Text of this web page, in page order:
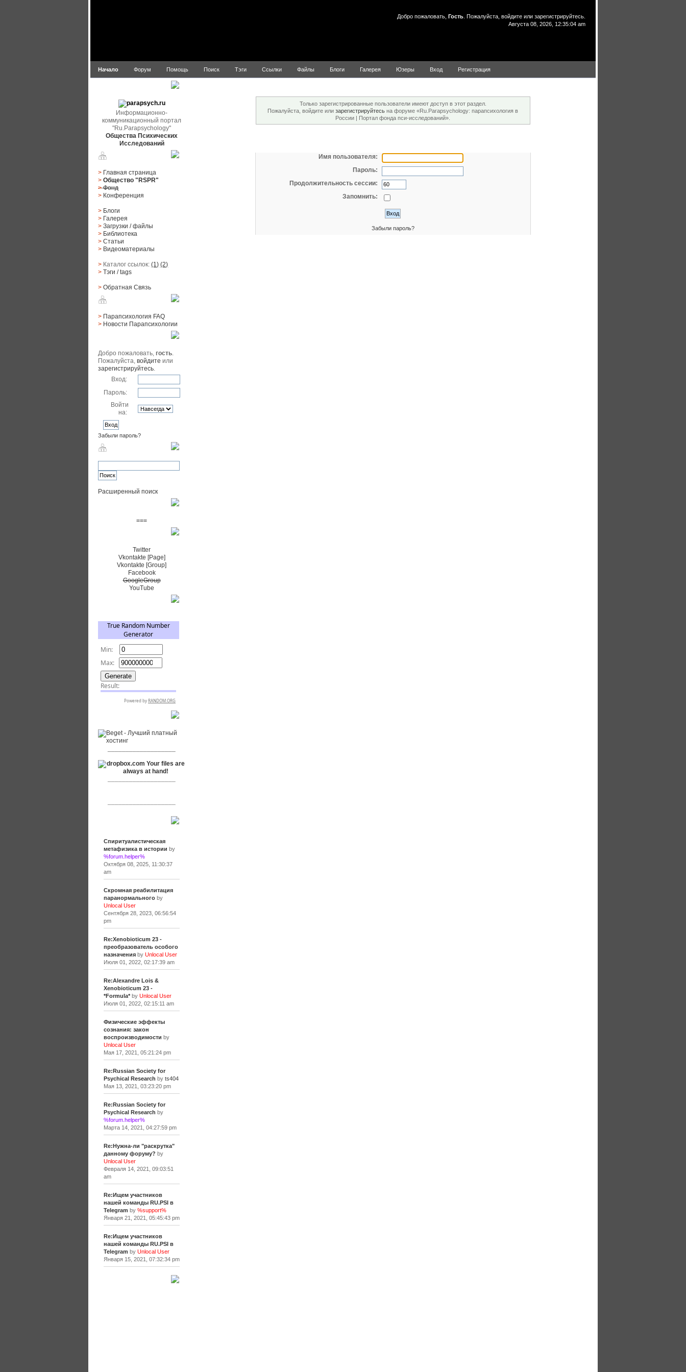
Добро пожаловать, Гость . Пожалуйста, войдите или зарегистрируйтесь
Августа 08, 2026, 12:35:04 am
Начало Форум Помощь Поиск Тэги Ссылки Файлы Блоги Галерея Юзеры Вход Регистрация
Информационно-
коммуникационный портал
"Ru.Parapsychology"
Общества Психических
Исследований
> Главная страница
> Общество "RSPR"
> Фонд
> Конференция
> Блоги
> Галерея
> Загрузки/файлы
> Библиотека
> Статьи
> Видеоматериалы
> Каталог ссылок:(1) (2)
> Тэги/ tags
> Обратная Cвязь
> Парапсихология FAQ
> Новости Парапсихологии
Добро пожаловать,гость.
Пожалуйста,войдите или
зарегистрируйтесь.
Вход:
Пароль:
Войти
на:
Забыли пароль?
Расширенный поиск
===
Twitter
Vkontakte [Page]
Vkontakte [Group]
Facebook
GoogleGroup
YouTube
Спиритуалистическая
метафизика в истории by
%forum.helper%
Октября 08, 2025, 11:30:37
am
Скромная реабилитация
паранормальногоby
Unlocal User
Сентября 28, 2023, 06:56:54
pm
Re:Xenobioticum 23 -
преобразователь особого
назначенияby Unlocal User
Июля 01, 2022, 02:17:39 am
Re:Alexandre Lois &
Xenobioticum 23 -
*Formula*by Unlocal User
Июля 01, 2022, 02:15:11 am
Физические эффекты
сознания: закон
воспроизводимости by
Unlocal User
Мая 17, 2021, 05:21:24 pm
Re:Russian Society for
Psychical Research by ts404
Мая 13, 2021, 03:23:20 pm
Re:Russian Society for
Psychical Research by
%forum.helper%
Марта 14, 2021, 04:27:59 pm
Re:Нужна-ли "раскрутка"
данному форуму? by
Unlocal User
Февраля 14, 2021, 09:03:51
am
Re:Ищем участников
нашей команды RU.PSI в
Telegram by %support%
Января 21, 2021, 05:45:43 pm
Re:Ищем участников
нашей команды RU.PSI в
Telegram by Unlocal User
Января 15, 2021, 07:32:34 pm
Только зарегистрированные пользователи имеют доступ в этот раздел.
Пожалуйста, войдите или зарегистрируйтесь на форуме «Ru.Parapsychology: парапсихология в
России | Портал фонда пси-исследований».
Имя пользователя:
Пароль:
Продолжительность сессии:
Запомнить:
Забыли пароль?